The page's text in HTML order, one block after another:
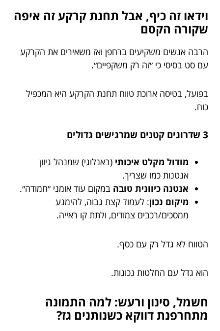
וידאו זה כיף, אבל תחנת קרקע זה איפה
שקורה הקסם
הרבה אנשים משקיעים ברחפן ואז משאירים את הקרקע
עם סט בסיסי כי ״זה רק משקפיים״.
בפועל, בטיסה ארוכת טווח תחנת הקרקע היא המכפיל
כוח.
3 שדרוגים קטנים שמרגישים גדולים
מודול מקלט איכותי (באנלוגי) שמנהל גיוון
אנטנות כמו שצריך.
אנטנה כיוונית טובה במקום עוד אומני ״חמודה״.
מיקום נכון: לעמוד קצת גבוה, להימנע
ממסכים/רכבים צמודים, ולתת קו ראייה.
הטווח לא גדל רק עם כסף.
הוא גדל עם החלטות נכונות.
חשמל, סינון ורעש: למה התמונה
מתחרפנת דווקא כשנותנים גז?